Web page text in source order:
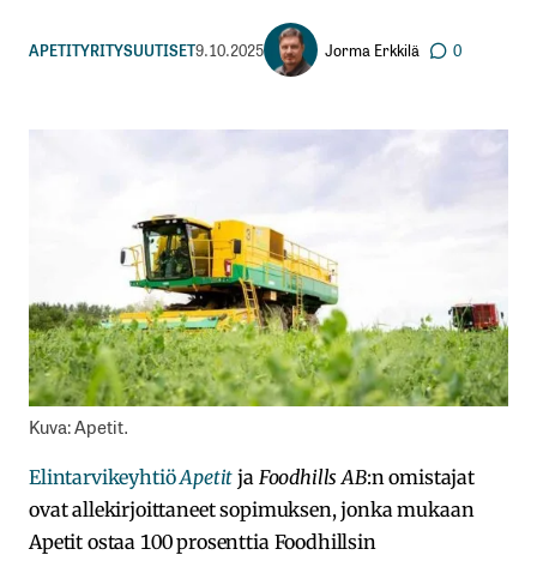
APETITYRITYSUUTISET9.10.2025 Jorma Erkkilä 0
Kuva: Apetit.
ElintarvikeyhtiöApetit ja Foodhills AB:n omistajat
ovat allekirjoittaneet sopimuksen, jonka mukaan
Apetit ostaa 100 prosenttia Foodhillsin